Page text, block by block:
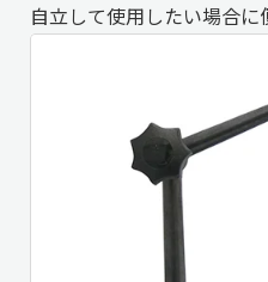
自立して使用したい場合に